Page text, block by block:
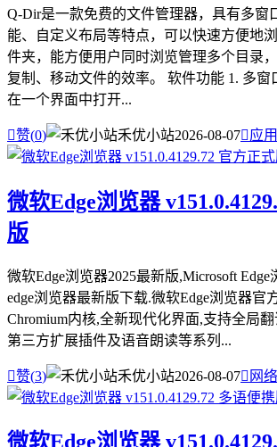
Q-Dir是一款免费的文件管理器，具有多窗
能、自定义布局等特点，可以快速方便地
件夹，能方便用户同时浏览管理多个目录
复制、移动文件的效率。 软件功能 1. 多窗
在一个界面中打开...
赞(0) 禾优小站2026-08-07应
微软Edge浏览器
版
微软Edge浏览器2025最新版,Microsoft
edge浏览器最新版下载.微软Edge浏览器官
Chromium内核,全新现代化界面,支持全局
第三方扩展插件及语音朗读等系列...
赞(3) 禾优小站2026-08-07 网
微软Edge浏览器